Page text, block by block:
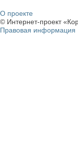
О проекте
© Интернет-проект
Правовая информация